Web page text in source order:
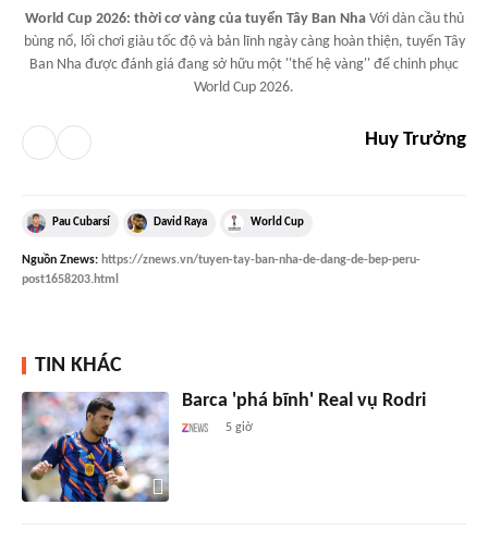
World Cup 2026: thời cơ vàng của tuyển Tây Ban NhaVới dàn cầu thủ
bùng nổ, lối chơi giàu tốc độ và bản lĩnh ngày càng hoàn thiện, tuyển Tây
Ban Nha được đánh giá đang sở hữu một ''thế hệ vàng'' để chinh phục
World Cup 2026.
Huy Trưởng
Pau Cubarsí David Raya World Cup
Nguồn Znews: https://znews.vn/tuyen-tay-ban-nha-de-dang-de-bep-peru-
post1658203.html
TIN KHÁC
Barca 'phá bĩnh' Real vụ Rodri
5 giờ